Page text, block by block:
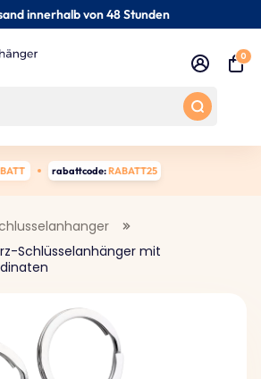
innerhalb von 48 Stunden
0
rabattcode:RABATT25
Schlüsselanhänger mit